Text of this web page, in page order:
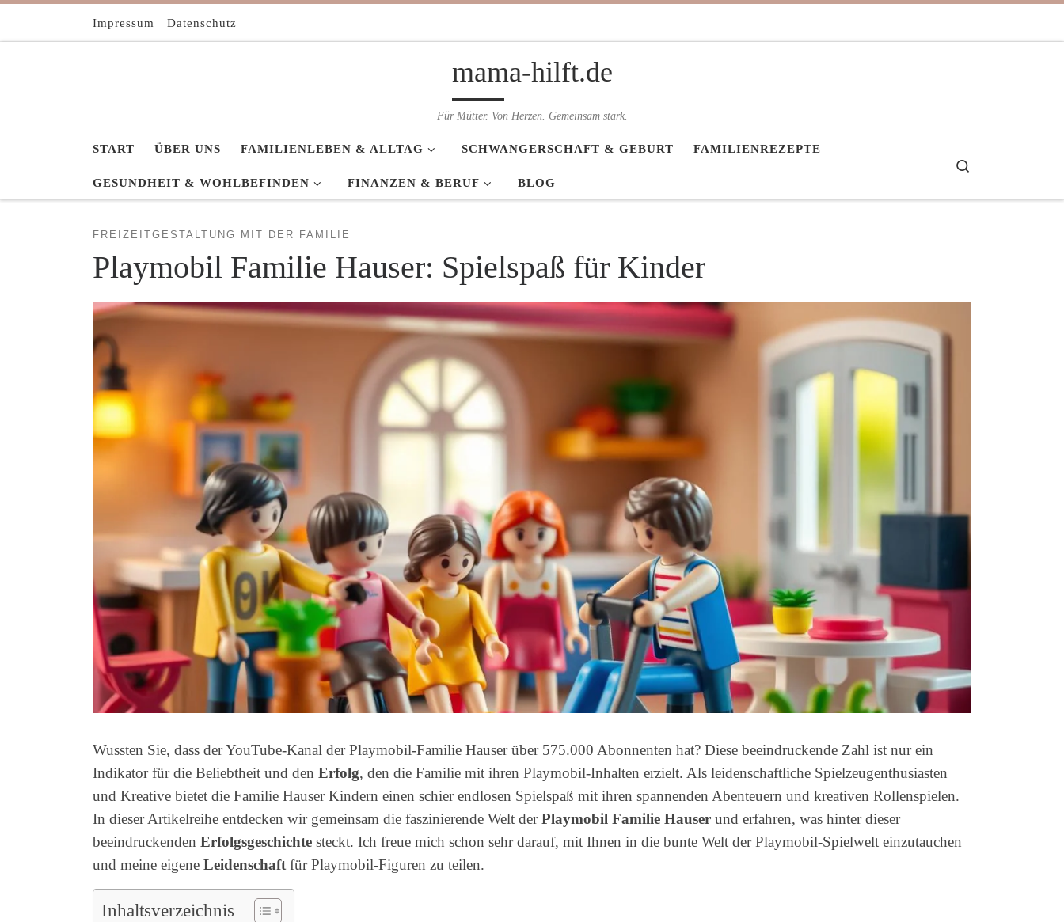
Zum Inhalt springen
Impressum Datenschutz
mama-hilft.de
Für Mütter. Von Herzen. Gemeinsam stark.
START ÜBER UNS FAMILIENLEBEN & ALLTAG SCHWANGERSCHAFT & GEBURT FAMILIENREZEPTE
GESUNDHEIT & WOHLBEFINDEN FINANZEN & BERUF BLOG
FREIZEITGESTALTUNG MIT DER FAMILIE
Playmobil Familie Hauser: Spielspaß für Kinder
Wussten Sie, dass der YouTube-Kanal der Playmobil-Familie Hauser über 575.000 Abonnenten hat? Diese beeindruckende Zahl ist nur ein
Indikator für die Beliebtheit und den Erfolg, den die Familie mit ihren Playmobil-Inhalten erzielt. Als leidenschaftliche Spielzeugenthusiasten
und Kreative bietet die Familie Hauser Kindern einen schier endlosen Spielspaß mit ihren spannenden Abenteuern und kreativen Rollenspielen.
In dieser Artikelreihe entdecken wir gemeinsam die faszinierende Welt derPlaymobil Familie Hauser und erfahren, was hinter dieser
beeindruckenden Erfolgsgeschichte steckt. Ich freue mich schon sehr darauf, mit Ihnen in die bunte Welt der Playmobil-Spielwelt einzutauchen
und meine eigene Leidenschaftfür Playmobil-Figuren zu teilen.
Inhaltsverzeichnis